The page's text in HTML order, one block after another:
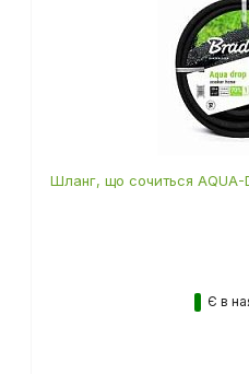
Шланг, що сочиться AQUA-
Є в